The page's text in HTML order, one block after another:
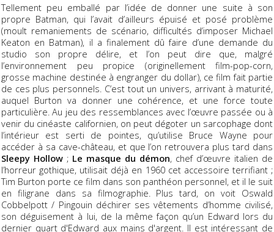
Tellement peu emballé par l’idée de donner une suite à son
propre Batman, qui l’avait d’ailleurs épuisé et posé problème
(moult remaniements de scénario, difficultés d’imposer Michael
Keaton en Batman), il a finalement dû faire d’une demande du
studio son propre délire, et l’on peut dire que, malgré
l’environnement peu propice (originellement film-pop-corn,
grosse machine destinée à engranger du dollar), ce film fait partie
de ces plus personnels. C’est tout un univers, arrivant à maturité,
auquel Burton va donner une cohérence, et une force toute
particulière. Au jeu des ressemblances avec l’œuvre passée ou à
venir du cinéaste californien, on peut dégoter un sarcophage dont
l’intérieur est serti de pointes, qu’utilise Bruce Wayne pour
accéder à sa cave-château, et que l’on retrouvera plus tard dans
Sleepy Hollow ; Le masque du démon, chef d’œuvre italien de
l’horreur gothique, utilisait déjà en 1960 cet accessoire terrifiant ;
Tim Burton porte ce film dans son panthéon personnel, et il le suit
en filigrane dans sa filmographie. Plus tard, on voit Oswald
Cobbelpott / Pingouin déchirer ses vêtements d’homme civilisé,
son déguisement à lui, de la même façon qu’un Edward lors du
dernier quart d'Edward aux mains d'argent. Il est intéressant de